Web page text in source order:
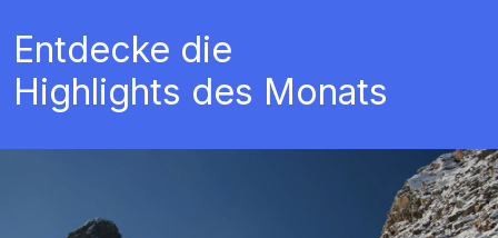
Entdecke die
Highlights des Monats